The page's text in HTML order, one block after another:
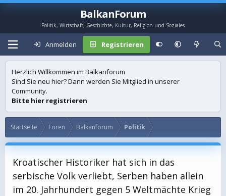
BalkanForum
Politik, Wirtschaft, Geschichte, Kultur, Religion und Soziales
Anmelden Registrieren
Herzlich Willkommen im Balkanforum
Sind Sie neu hier? Dann werden Sie Mitglied in unserer
Community.
Bitte hier registrieren
Startseite Foren Balkanforum Politik
Kroatischer Historiker hat sich in das
serbische Volk verliebt, Serben haben allein
im 20. Jahrhundert gegen 5 Weltmächte Krieg